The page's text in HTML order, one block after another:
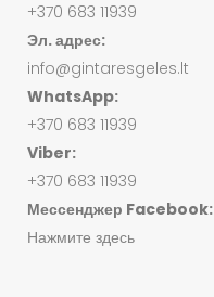
+370 683 11939
Эл. адрес:
info@gintaresgeles.lt
WhatsApp:
+370 683 11939
Viber:
+370 683 11939
Мессенджер Facebook:
Нажмите здесь